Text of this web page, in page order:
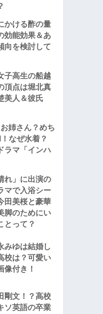
かける酢の量
効能効果＆あ
向を検討して
子高生の船越
頂点は堀北真
美人＆彼氏
姉さん？めち
なぜ水着？
ラマ「インハ
れ」に出演の
マで入浴シー
田美桜と豪華
脚のためにい
とって？
みゆは結婚し
校は？可愛い
像付き！
剛文！？高校
ソ英語の卒業